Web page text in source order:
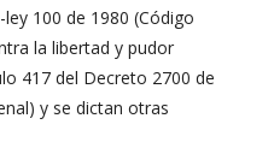
100 de 1980 (Código
la libertad y pudor
417 del Decreto 2700 de
y se dictan otras